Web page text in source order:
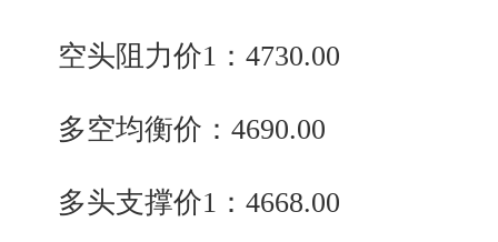
空头阻力价1：4730.00
多空均衡价：4690.00
多头支撑价1：4668.00